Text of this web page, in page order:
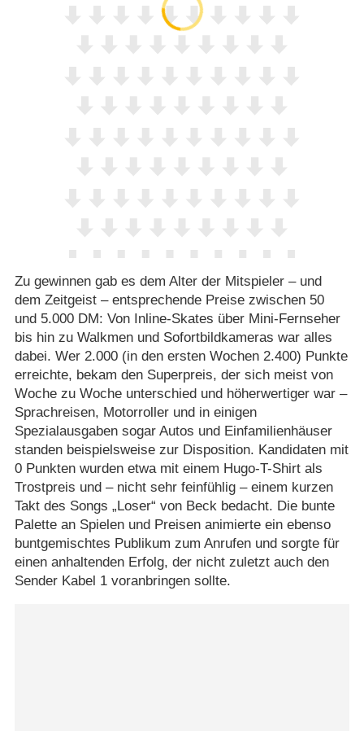
Zu gewinnen gab es dem Alter der Mitspieler – und
dem Zeitgeist – entsprechende Preise zwischen 50
und 5.000 DM: Von Inline-Skates über Mini-Fernseher
bis hin zu Walkmen und Sofortbildkameras war alles
dabei. Wer 2.000 (in den ersten Wochen 2.400) Punkte
erreichte, bekam den Superpreis, der sich meist von
Woche zu Woche unterschied und höherwertiger war –
Sprachreisen, Motorroller und in einigen
Spezialausgaben sogar Autos und Einfamilienhäuser
standen beispielsweise zur Disposition. Kandidaten mit
0 Punkten wurden etwa mit einem Hugo-T-Shirt als
Trostpreis und – nicht sehr feinfühlig – einem kurzen
Takt des Songs „Loser“ von Beck bedacht. Die bunte
Palette an Spielen und Preisen animierte ein ebenso
buntgemischtes Publikum zum Anrufen und sorgte für
einen anhaltenden Erfolg, der nicht zuletzt auch den
Sender Kabel 1 voranbringen sollte.